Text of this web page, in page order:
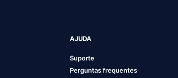
AJUDA
Suporte
Perguntas frequentes